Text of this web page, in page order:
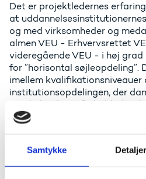
Samtykke Detaljer
Det er projektledernes
at
og med virksomheder og
almen VEU - Erhvervsrettet
videregående VEU - i høj
for ”horisontal søjleopdeling”.
imellem kvalifikationsniveauer
institutionsopdelingen, der
vertikale siloer i forhold til en
sammenhængende
arbejdsmarkedet indenfor
og ikke mindst